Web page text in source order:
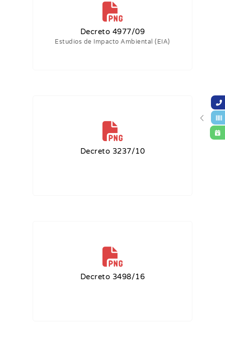
Decreto 4977/09
Estudios de Impacto Ambiental (EIA)
Decreto 3237/10
Decreto 3498/16